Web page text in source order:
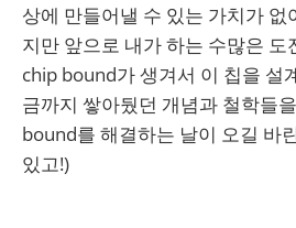
상에 만들어낼 수 있는 가치가 없
지만 앞으로 내가 하는 수많은 도
chip bound가 생겨서 이 칩을 설
금까지 쌓아뒀던 개념과 철학들
bound를 해결하는 날이 오길 바
있고!)